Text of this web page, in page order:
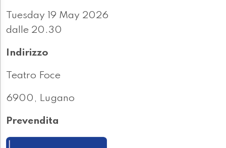
Tuesday 19 May 2026
dalle 20.30
Indirizzo
Teatro Foce
6900, Lugano
Prevendita